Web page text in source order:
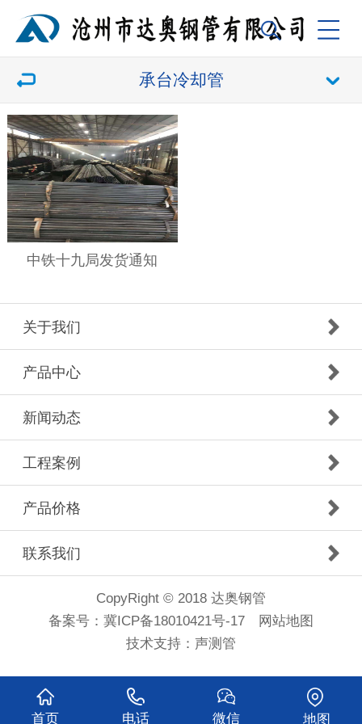
承台冷却管
中铁十九局发货通知
关于我们
产品中心
新闻动态
工程案例
产品价格
联系我们
CopyRight © 2018 达奥钢管
备案号： 冀ICP备18010421号-17
网站地图
技术支持： 声测管
首页 电话 微信 地图